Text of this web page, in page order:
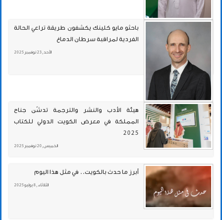
باحثو مايو كلينك يكشفون طريقة تراعي الحالة
الفردية لمراقبة سرطان الدماغ
الأحد , 23 نوفمبر 2025
هيئة الأدب والنشر والترجمة تدشّن جناح
المملكة في معرض الكويت الدولي للكتاب
2025
الخميس , 20 نوفمبر 2025
أبرز ما حدث بالكويت.. في مثل هذا اليوم
الثلاثاء , 8 يوليو 2025